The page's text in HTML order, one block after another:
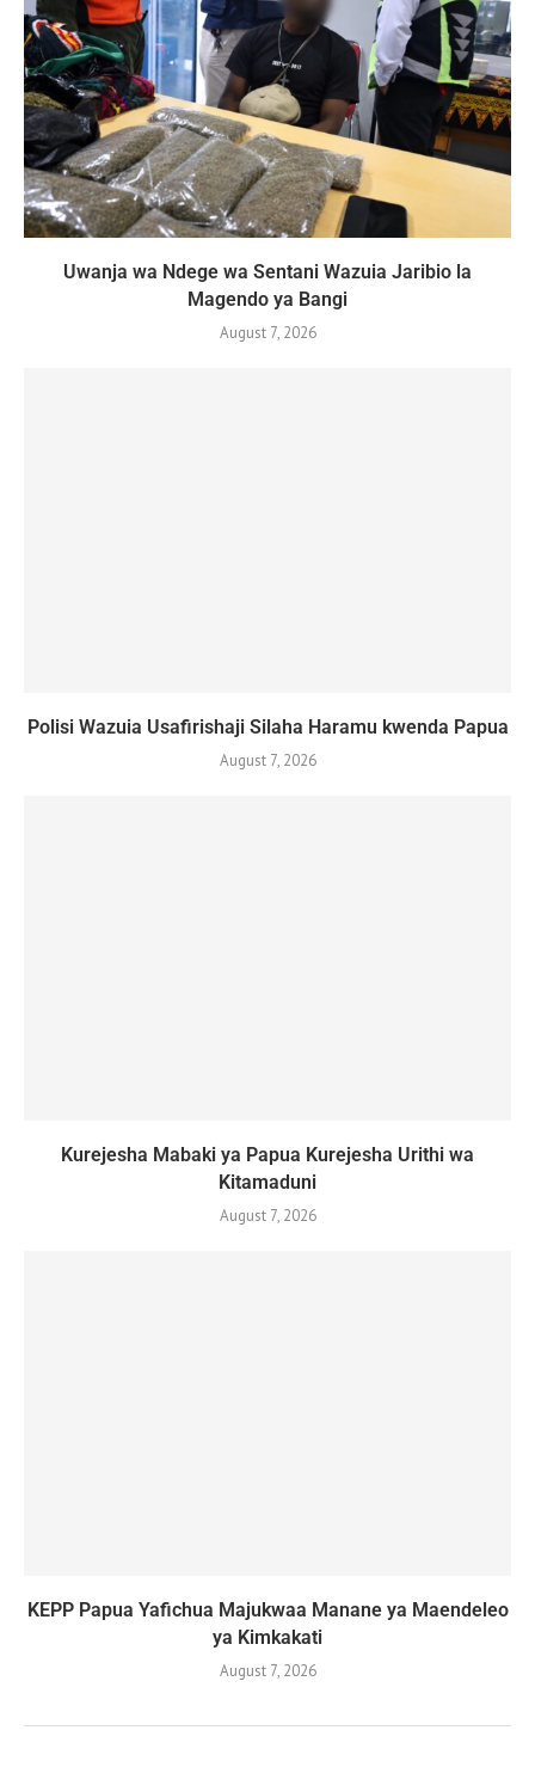
Uwanja wa Ndege wa Sentani Wazuia Jaribio la
Magendo ya Bangi
August 7, 2026
Polisi Wazuia Usafirishaji Silaha Haramu kwenda Papua
August 7, 2026
Kurejesha Mabaki ya Papua Kurejesha Urithi wa
Kitamaduni
August 7, 2026
KEPP Papua Yafichua Majukwaa Manane ya Maendeleo
ya Kimkakati
August 7, 2026